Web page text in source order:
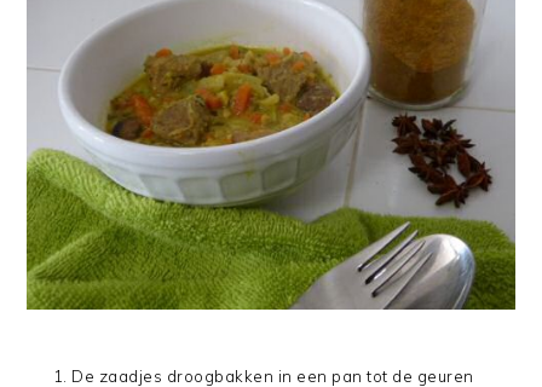
De zaadjes droogbakken in een pan tot de geuren